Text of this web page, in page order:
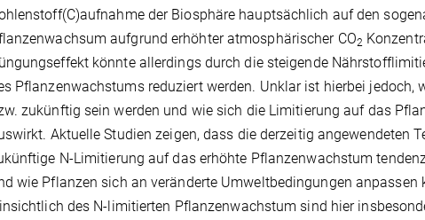
der Biosphäre hauptsächlich auf den
aufgrund erhöhter atmosphärischer CO2
könnte allerdings durch die steigende
Pflanzenwachstums reduziert werden. Unklar ist hierbei
zukünftig sein werden und wie sich die Limitierung auf das
Aktuelle Studien zeigen, dass die derzeitig angewendeten
N-Limitierung auf das erhöhte Pflanzenwachstum
wie Pflanzen sich an veränderte Umweltbedingungen
des N-limitierten Pflanzenwachstum sind hier